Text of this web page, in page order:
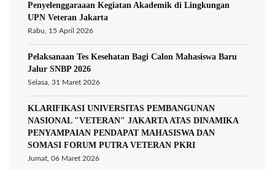
Penyelenggaraaan Kegiatan Akademik di Lingkungan
UPN Veteran Jakarta
Rabu, 15 April 2026
Pelaksanaan Tes Kesehatan Bagi Calon Mahasiswa Baru
Jalur SNBP 2026
Selasa, 31 Maret 2026
KLARIFIKASI UNIVERSITAS PEMBANGUNAN
NASIONAL "VETERAN" JAKARTA ATAS DINAMIKA
PENYAMPAIAN PENDAPAT MAHASISWA DAN
SOMASI FORUM PUTRA VETERAN PKRI
Jumat, 06 Maret 2026